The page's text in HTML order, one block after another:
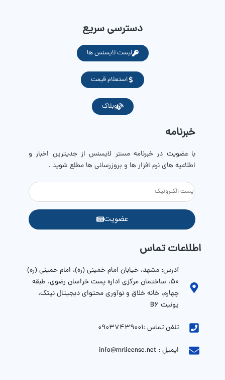
دسترسی سریع
لیست لایسنس ها
استعلام قیمت
وبلاگ
خبرنامه
با عضویت در خبرنامه مستر لایسنس از جدیترین اخبار و
اطلاعیه های نرم افزار ها و بروزرسانی ها مطلع شوید .
عضویت
اطلاعات تماس
آدرس: مشهد، خیابان امام خمینی (ره)، امام خمینی (ره)
۵۰، ساختمان مرکزی اداره پست خراسان رضوی، طبقه
چهارم، خانه خلاق و نوآوری محتوای دیجیتال نیتک،
یونیت B6
تلفن تماس :09037439001
ایمیل : info@mrlicense.net